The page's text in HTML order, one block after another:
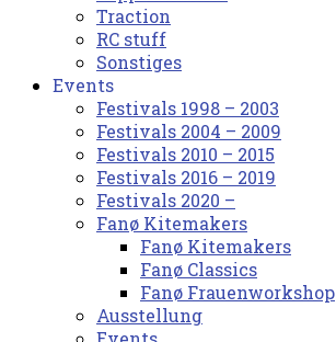
Traction
RC stuff
Sonstiges
Events
Festivals 1998 – 2003
Festivals 2004 – 2009
Festivals 2010 – 2015
Festivals 2016 – 2019
Festivals 2020 –
Fanø Kitemakers
Fanø Kitemakers
Fanø Classics
Fanø Frauenworkshop
Ausstellung